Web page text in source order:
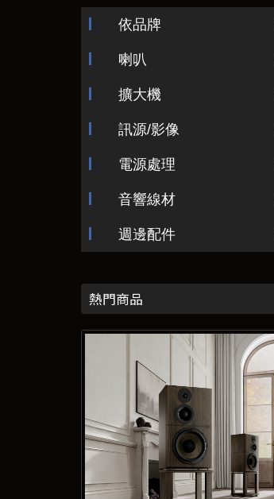
依品牌
喇叭
擴大機
訊源/影像
電源處理
音響線材
週邊配件
熱門商品